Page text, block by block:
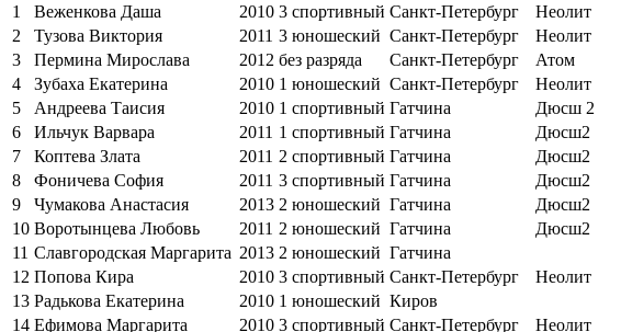
1 Веженкова Даша 2010 3 спортивный Санкт-Петербург Неолит
2
Тузова Виктория 2011 3 юношеский Санкт-Петербург Неолит
3
Пермина Мирослава 2012 без разряда Санкт-Петербург Атом
4
Зубаха Екатерина 2010 1 юношеский Санкт-Петербург Неолит
5
Андреева Таисия 2010 1 спортивный Гатчина Дюсш 2
6
Ильчук Варвара 2011 1 спортивный Гатчина Дюсш2
7
Коптева Злата 2011 2 спортивный Гатчина Дюсш2
8
Фоничева София 2011 3 спортивный Гатчина Дюсш2
9
Чумакова Анастасия 2013 2 юношеский Гатчина Дюсш2
10 Воротынцева Любовь 2011 2 юношеский Гатчина Дюсш2
11 Славгородская Маргарита 2013 2 юношеский Гатчина
12 Попова Кира 2010 3 спортивный Санкт-Петербург Неолит
13 Радькова Екатерина 2010 1 юношеский Киров
14 Ефимова Маргарита 2010 3 спортивный Санкт-Петербург Неолит